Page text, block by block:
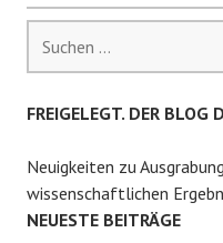
nach:
FREIGELEGT. DER BLOG
Neuigkeiten zu
wissenschaftlichen
NEUESTE BEITRÄGE